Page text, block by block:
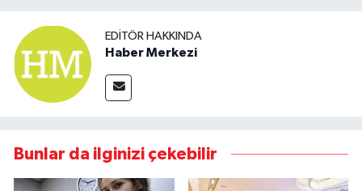
EDITÖR HAKKINDA
Haber Merkezi
Bunlar da ilginizi çekebilir